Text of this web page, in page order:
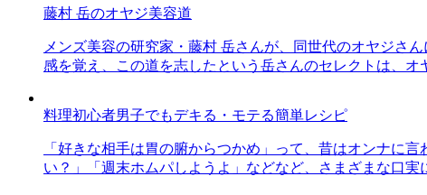
藤村 岳のオヤジ美容道
メンズ美容の研究家・藤村 岳さんが、同世代のオヤジさ
感を覚え、この道を志したという岳さんのセレクトは、オ
料理初心者男子でもデキる・モテる簡単レシピ
「好きな相手は胃の腑からつかめ」って、昔はオンナに
い？」「週末ホムパしようよ」などなど、さまざまな口